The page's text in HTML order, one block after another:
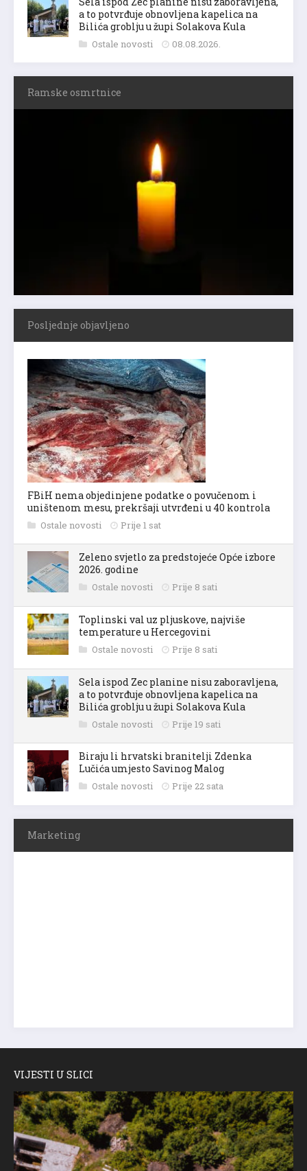
a to potvrđuje obnovljena kapelica na
Bilića groblju u župi Solakova Kula
Ostale novosti 08.08.2026.
Ramske osmrtnice
Posljednje objavljeno
FBiH nema objedinjene podatke o povučenom i
uništenom mesu, prekršaji utvrđeni u 40 kontrola
Ostale novosti Prije 1 sat
Zeleno svjetlo za predstojeće Opće izbore
2026. godine
Ostale novosti Prije 8 sati
Toplinski val uz pljuskove, najviše
temperature u Hercegovini
Ostale novosti Prije 8 sati
Sela ispod Zec planine nisu zaboravljena,
a to potvrđuje obnovljena kapelica na
Bilića groblju u župi Solakova Kula
Ostale novosti Prije 19 sati
Biraju li hrvatski branitelji Zdenka
Lučića umjesto Savinog Malog
Ostale novosti Prije 22 sata
Marketing
VIJESTI U SLICI